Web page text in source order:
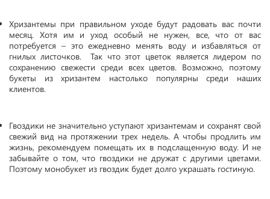
Хризантемы при правильном уходе будут радовать вас почти
месяц. Хотя им и уход особый не нужен, все, что от вас
потребуется – это ежедневно менять воду и избавляться от
гнилых листочков. Так что этот цветок является лидером по
сохранению свежести среди всех цветов. Возможно, поэтому
букеты из хризантем настолько популярны среди наших
клиентов.
Гвоздики не значительно уступают хризантемам и сохранят свой
свежий вид на протяжении трех недель. А чтобы продлить им
жизнь, рекомендуем помещать их в подслащенную воду. И не
забывайте о том, что гвоздики не дружат с другими цветами.
Поэтому монобукет из гвоздик будет долго украшать гостиную.